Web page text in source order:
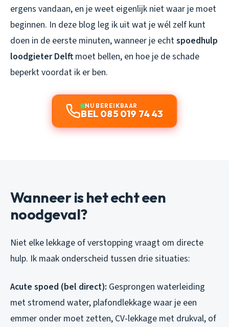
ergens vandaan, en je weet eigenlijk niet waar je moet
beginnen. In deze blog leg ik uit wat je wél zelf kunt
doen in de eerste minuten, wanneer je echtspoedhulp
loodgieter Delft moet bellen, en hoe je de schade
beperkt voordat ik er ben.
NU BEREIKBAAR
BEL 085 019 74 43
Wanneer is het echt een
noodgeval?
Niet elke lekkage of verstopping vraagt om directe
hulp. Ik maak onderscheid tussen drie situaties:
Acute spoed (bel direct): Gesprongen waterleiding
met stromend water, plafondlekkage waar je een
emmer onder moet zetten, CV-lekkage met drukval, of